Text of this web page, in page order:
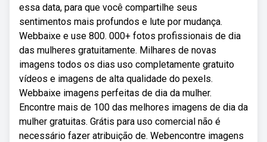
essa data, para que você compartilhe seus
sentimentos mais profundos e lute por mudança.
Webbaixe e use 800. 000+ fotos profissionais de dia
das mulheres gratuitamente. Milhares de novas
imagens todos os dias uso completamente gratuito
vídeos e imagens de alta qualidade do pexels.
Webbaixe imagens perfeitas de dia da mulher.
Encontre mais de 100 das melhores imagens de dia da
mulher gratuitas. Grátis para uso comercial não é
necessário fazer atribuição de. Webencontre imagens